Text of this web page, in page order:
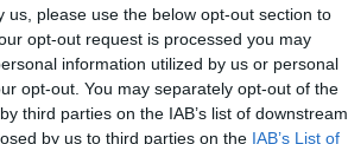
please use the below opt-out section to
opt-out request is processed you may
information utilized by us or personal
opt-out. You may separately opt-out of the
third parties on the IAB’s list of downstream
by us to third parties on the IAB’s List of